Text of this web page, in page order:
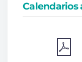
Calendarios